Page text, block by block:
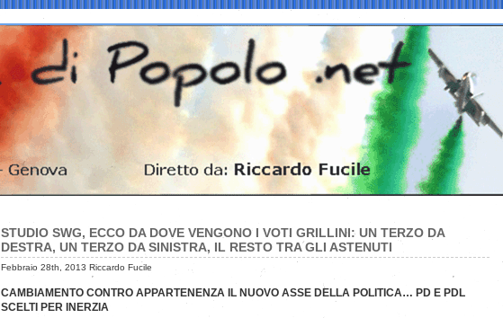
STUDIO SWG, ECCO DA DOVE VENGONO I VOTI GRILLINI: UN TERZO DA
DESTRA, UN TERZO DA SINISTRA, IL RESTO TRA GLI ASTENUTI
Febbraio 28th, 2013 Riccardo Fucile
CAMBIAMENTO CONTRO APPARTENENZA IL NUOVO ASSE DELLA POLITICA… PD E PDL
SCELTI PER INERZIA